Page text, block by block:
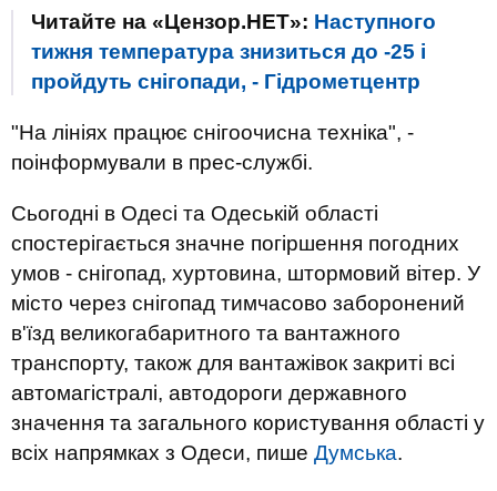
Читайте на «Цензор.НЕТ»: Наступного
тижня температура знизиться до -25 і
пройдуть снігопади, - Гідрометцентр
"На лініях працює снігоочисна техніка", -
поінформували в прес-службі.
Сьогодні в Одесі та Одеській області
спостерігається значне погіршення погодних
умов - снігопад, хуртовина, штормовий вітер. У
місто через снігопад тимчасово заборонений
в'їзд великогабаритного та вантажного
транспорту, також для вантажівок закриті всі
автомагістралі, автодороги державного
значення та загального користування області у
всіх напрямках з Одеси, пише Думська.